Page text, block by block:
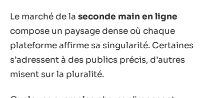
Le marché de la seconde main en ligne
compose un paysage dense où chaque
plateforme affirme sa singularité. Certaines
s’adressent à des publics précis, d’autres
misent sur la pluralité.